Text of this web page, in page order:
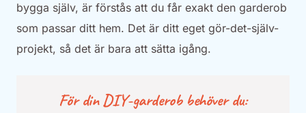
bygga själv, är förstås att du får exakt den garderob
som passar ditt hem. Det är ditt eget gör-det-själv-
projekt, så det är bara att sätta igång.
För din DIY-garderob behöver du: